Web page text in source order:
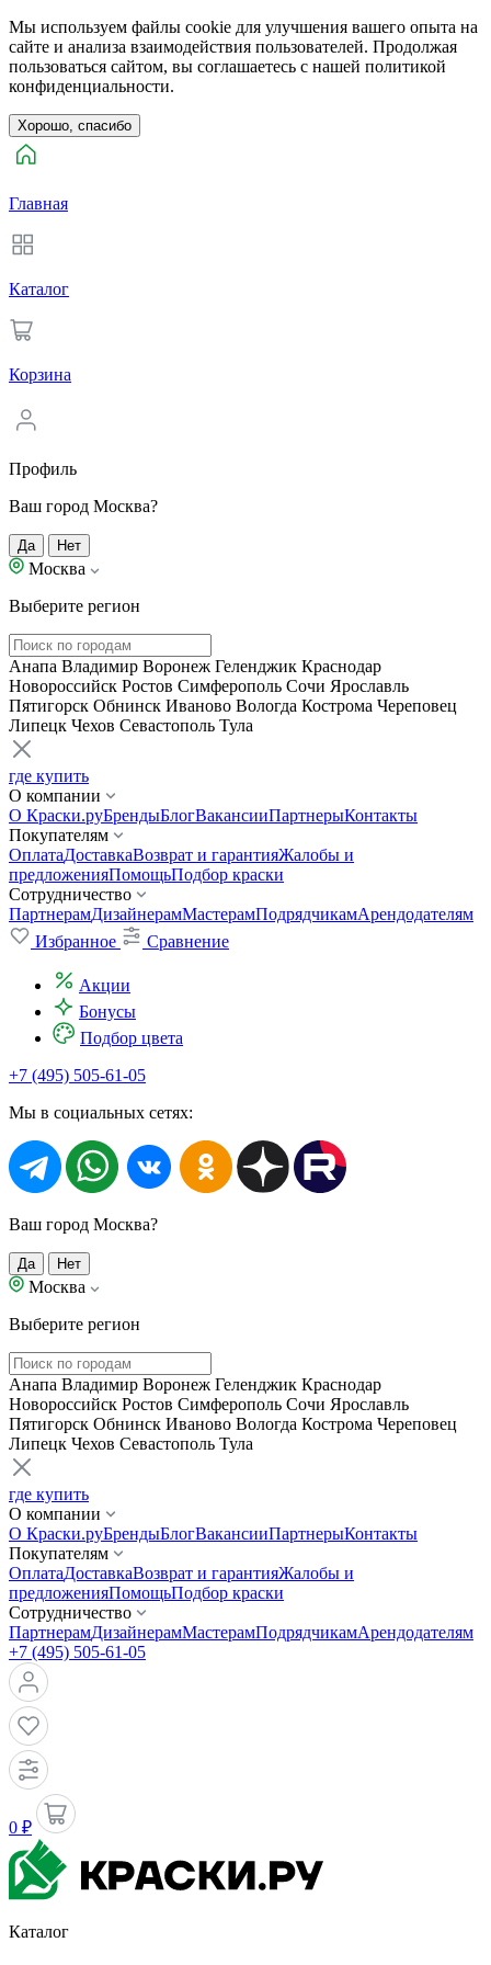
Мы используем файлы cookie для улучшения вашего опыта на
сайте и анализа взаимодействия пользователей. Продолжая
пользоваться сайтом, вы соглашаетесь с нашей политикой
конфиденциальности.
Хорошо, спасибо
Главная
Каталог
Корзина
Профиль
Ваш город Москва?
Да Нет
Москва
Выберите регион
Анапа Владимир Воронеж Геленджик Краснодар
Новороссийск Ростов Симферополь Сочи Ярославль
Пятигорск Обнинск Иваново Вологда Кострома Череповец
Липецк Чехов Севастополь Тула
где купить
О компании
О Краски.руБрендыБлогВакансииПартнерыКонтакты
Покупателям
ОплатаДоставкаВозврат и гарантияЖалобы и
предложенияПомощьПодбор краски
Сотрудничество
ПартнерамДизайнерамМастерамПодрядчикамАрендодателям
Избранное
Сравнение
Акции
Бонусы
Подбор цвета
+7 (495) 505-61-05
Мы в социальных сетях:
Ваш город Москва?
Да Нет
Москва
Выберите регион
Анапа Владимир Воронеж Геленджик Краснодар
Новороссийск Ростов Симферополь Сочи Ярославль
Пятигорск Обнинск Иваново Вологда Кострома Череповец
Липецк Чехов Севастополь Тула
где купить
О компании
О Краски.руБрендыБлогВакансииПартнерыКонтакты
Покупателям
ОплатаДоставкаВозврат и гарантияЖалобы и
предложенияПомощьПодбор краски
Сотрудничество
ПартнерамДизайнерамМастерамПодрядчикамАрендодателям
+7 (495) 505-61-05
0 ₽
Каталог